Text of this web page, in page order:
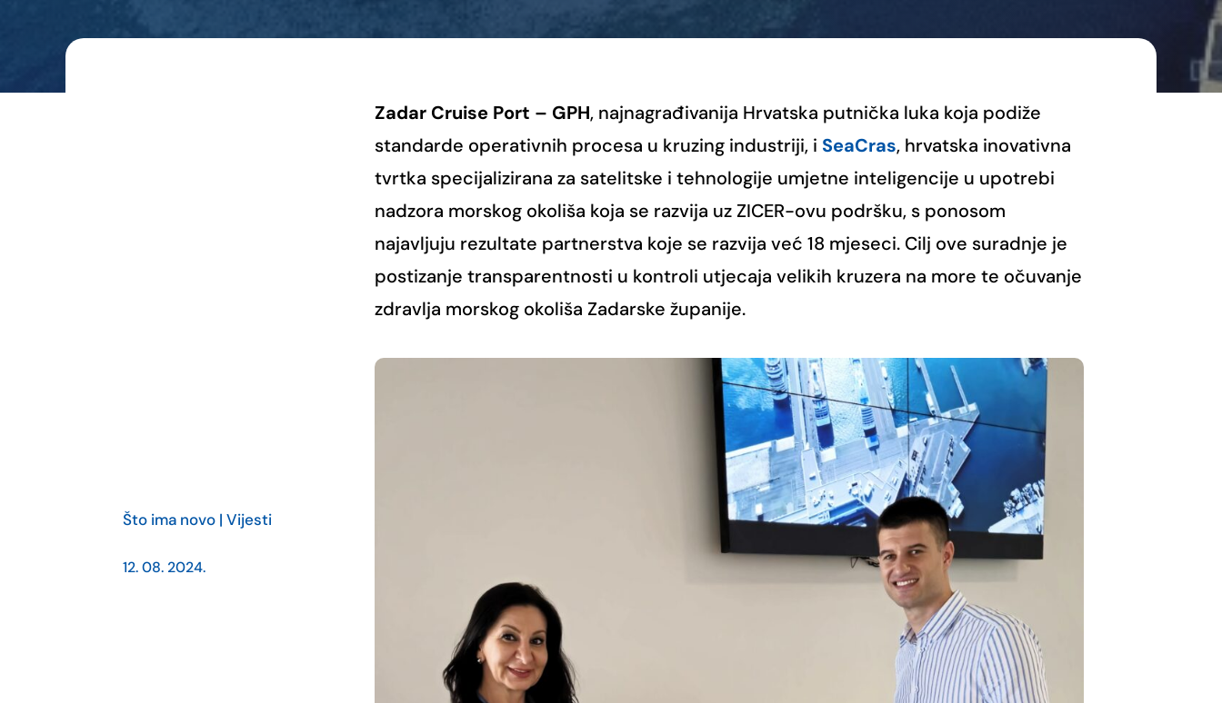
Što ima novo |Vijesti
12. 08. 2024.
Zadar Cruise Port – GPH, najnagrađivanija Hrvatska putnička luka koja podiže
standarde operativnih procesa u kruzing industriji, i SeaCras, hrvatska inovativna
tvrtka specijalizirana za satelitske i tehnologije umjetne inteligencije u upotrebi
nadzora morskog okoliša koja se razvija uz ZICER-ovu podršku, s ponosom
najavljuju rezultate partnerstva koje se razvija već 18 mjeseci. Cilj ove suradnje je
postizanje transparentnosti u kontroli utjecaja velikih kruzera na more te očuvanje
zdravlja morskog okoliša Zadarske županije.